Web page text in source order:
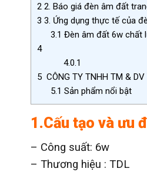
2 2. Báo giá đèn âm đất
3 3. Ứng dụng thực tế của
3.1 Đèn âm đất 6w chất
4
4.0.1
5 CÔNG TY TNHH TM &
5.1 Sản phẩm nổi bật
1.Cấu tạo và ưu
– Công suất: 6w
– Thương hiệu : TDL